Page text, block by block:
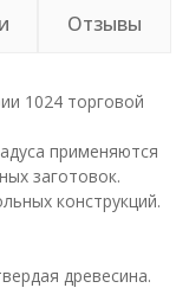
Отзывы
1024 торговой
применяются
заготовок.
конструкций.
древесина.